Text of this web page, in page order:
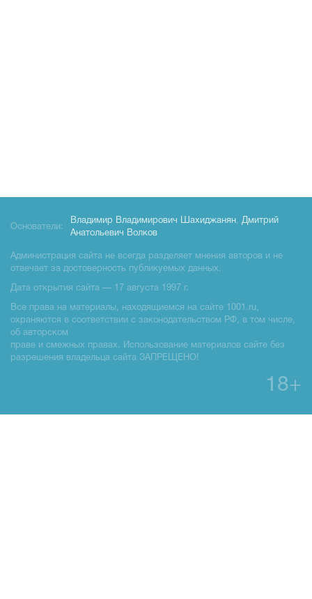
Основатели:
Владимир Владимирович Шахиджанян, Дмитрий
Анатольевич Волков
Администрация сайта не всегда разделяет мнения авторов и не
отвечает за достоверность публикуемых данных.
Дата открытия сайта — 17 августа 1997 г.
Все права на материалы, находящиемся на сайте 1001.ru,
охраняются в соответствии с законодательством РФ, в том числе,
об авторском
праве и смежных правах. Использование материалов сайте без
разрешения владельца сайта ЗАПРЕЩЕНО!
18+